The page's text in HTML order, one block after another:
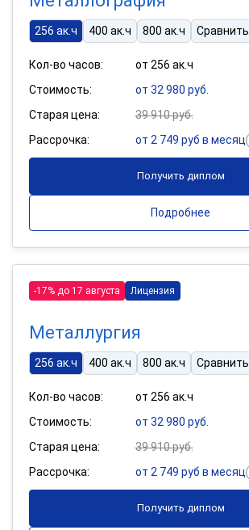
256 ак.ч 400 ак.ч 800 ак.ч Сравнить
Кол-во часов:
от 256 ак.ч
Стоимость:
от 32 980 руб.
Старая цена:
39 910 руб.
Рассрочка:
от 2 749 руб в месяц
Получить диплом
Подробнее
-17% до 17 августа Лицензия
Металлургия
256 ак.ч 400 ак.ч 800 ак.ч Сравнить
Кол-во часов:
от 256 ак.ч
Стоимость:
от 32 980 руб.
Старая цена:
39 910 руб.
Рассрочка:
от 2 749 руб в месяц
Получить диплом